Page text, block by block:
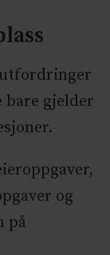
bare gjelder
og
på